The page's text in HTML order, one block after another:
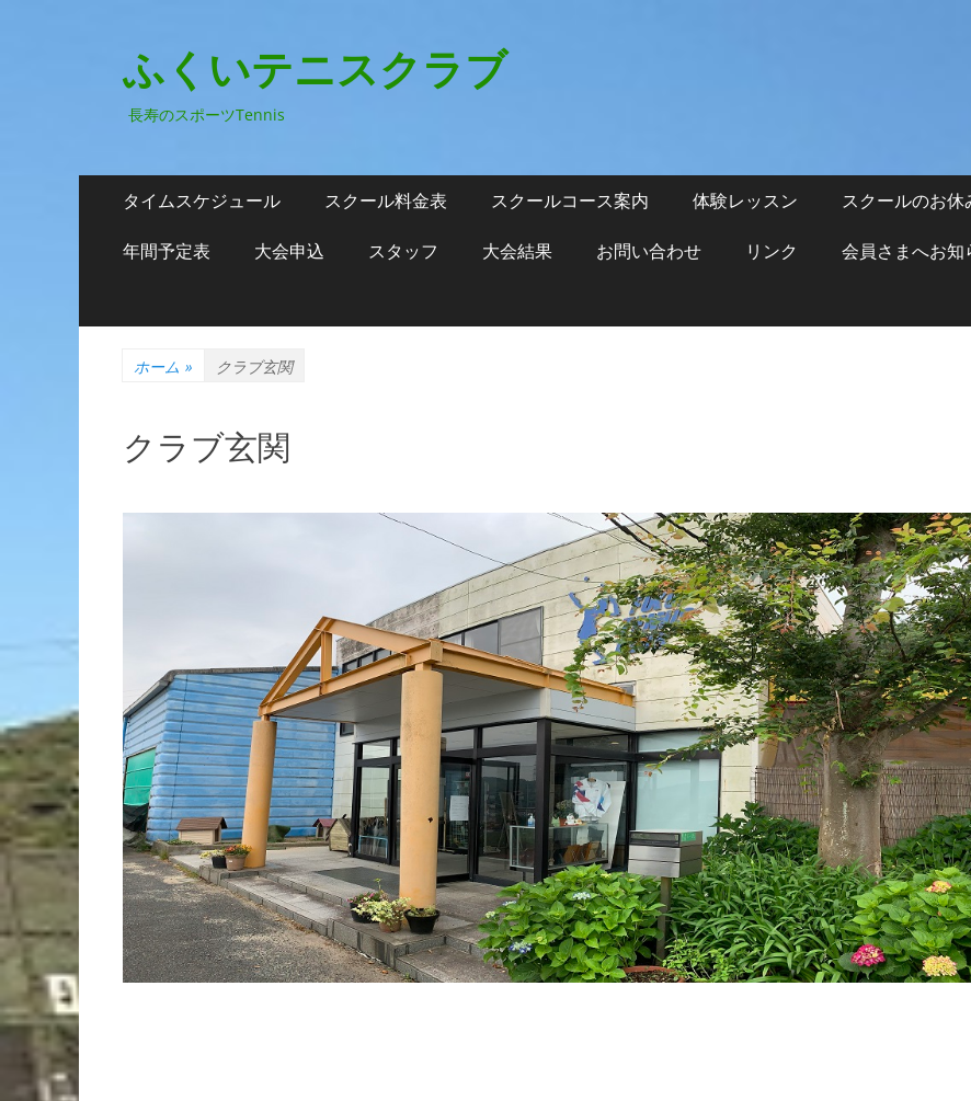
ふくいテニスクラブ
長寿のスポーツTennis
メ
ン
タイムスケジュール スクール料金表 スクールコース案内 体験レッスン スクールのお休
年間予定表 大会申込 スタッフ 大会結果 お問い合わせ リンク 会員さまへお知
ホーム » クラブ玄関
クラブ玄関